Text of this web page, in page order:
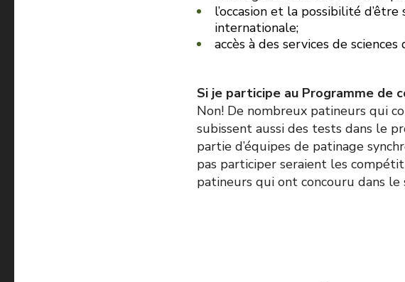
l’occasion et la possibilité
internationale;
accès à des services de
Si je participe au Programme de
Non! De nombreux patineurs qui
subissent aussi des tests dans le
partie d’équipes de patinage
pas participer seraient les
patineurs qui ont concouru dans